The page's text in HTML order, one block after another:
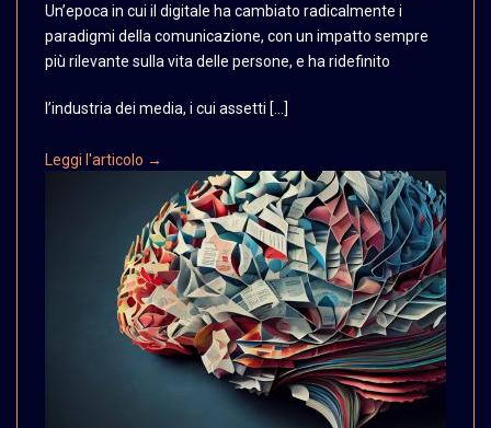
Un’epoca in cui il digitale ha cambiato radicalmente i
paradigmi della comunicazione, con un impatto sempre
più rilevante sulla vita delle persone, e ha ridefinito
l’industria dei media, i cui assetti […]
Leggi l'articolo →